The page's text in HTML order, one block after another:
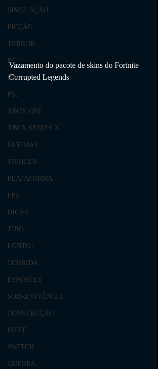
SIMULAÇÃO
FICÇÃO
TERROR
PC
PS4
PS5
XBOX ONE
XBOX SERIES X
ÚLTIMAS
TRAILER
PLATAFORMA
FPS
DICAS
TIRO
LGBTQ+
CORRIDA
ESPORTES
SOBREVIVÊNCIA
CONSTRUÇÃO
INDIE
SWITCH
GUERRA
Vazamento do pacote de skins do Fortnite
Corrupted Legends